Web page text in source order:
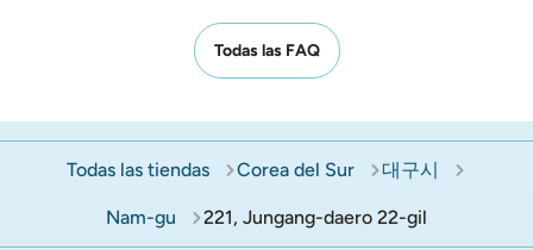
Todas las FAQ
Todas las tiendas Corea del Sur 대구시
Nam-gu 221, Jungang-daero 22-gil